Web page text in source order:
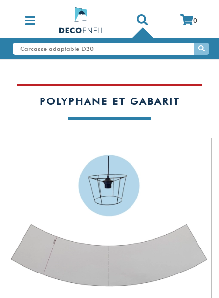
0
POLYPHANE ET GABARIT